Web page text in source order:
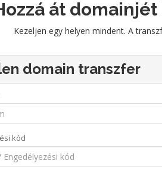
át
Kezeljen egy helyen mindent. A
domain transzfer
kód